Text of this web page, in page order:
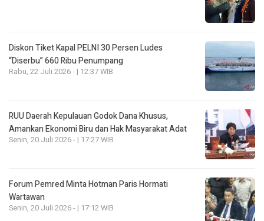
Diskon Tiket Kapal PELNI 30 Persen Ludes
“Diserbu” 660 Ribu Penumpang
Rabu, 22 Juli 2026 - | 12:37 WIB
RUU Daerah Kepulauan Godok Dana Khusus,
Amankan Ekonomi Biru dan Hak Masyarakat Adat
Senin, 20 Juli 2026 - | 17:27 WIB
Forum Pemred Minta Hotman Paris Hormati
Wartawan
Senin, 20 Juli 2026 - | 17:12 WIB